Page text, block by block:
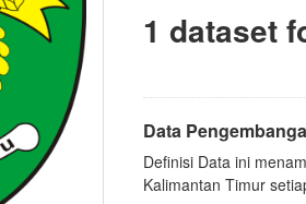
1 dataset
Data
Definisi Data ini
Kalimantan Timur